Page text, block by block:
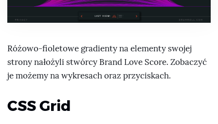
Różowo-fioletowe gradienty na elementy swojej
strony nałożyli stwórcy Brand Love Score. Zobaczyć
je możemy na wykresach oraz przyciskach.
CSS Grid